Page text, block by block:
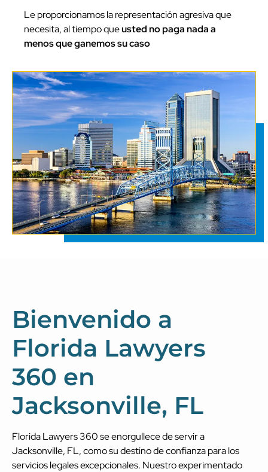
Le proporcionamos la representación agresiva que
necesita, al tiempo queusted no paga nada a
menos que ganemos su caso
Bienvenido a
Florida Lawyers
360 en
Jacksonville, FL
Florida Lawyers 360 se enorgullece de servir a
Jacksonville, FL, como su destino de confianza para los
servicios legales excepcionales. Nuestro experimentado